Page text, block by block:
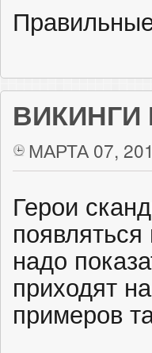
МАРТА 07,
Герои
надо
приходят
примеров